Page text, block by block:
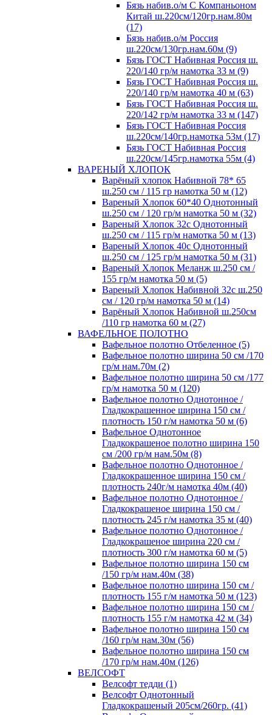
Бязь набив.о/м С Компаньоном
Китай ш.220см/120гр.нам.80м
(17)
Бязь набив.о/м Россия
ш.220см/130гр.нам.60м (9)
Бязь ГОСТ Набивная Россия ш.
220/140 гр/м намотка 33 м (9)
Бязь ГОСТ Набивная Россия ш.
220/140 гр/м намотка 40 м (63)
Бязь ГОСТ Набивная Россия ш.
220/142 гр/м намотка 33 м (147)
Бязь ГОСТ Набивная Россия
ш.220см/140гр.намотка 53м (17)
Бязь ГОСТ Набивная Россия
ш.220см/145гр.намотка 55м (4)
ВАРЕНЫЙ ХЛОПОК
Варёный хлопок Набивной 78* 65
ш.250 см / 115 гр намотка 50 м (12)
Вареный Хлопок 60*40 Однотонный
ш.250 см / 120 гр/м намотка 50 м (32)
Вареный Хлопок 32с Однотонный
ш.250 см / 115 гр/м намотка 50 м (13)
Вареный Хлопок 40с Однотонный
ш.250 см / 125 гр/м намотка 50 м (31)
Вареный Хлопок Меланж ш.250 см /
155 гр/м намотка 50 м (5)
Вареный Хлопок Набивной 32с ш.250
см / 120 гр/м намотка 50 м (14)
Варёный Хлопок Набивной ш.250см
/110 гр намотка 60 м (27)
ВАФЕЛЬНОЕ ПОЛОТНО
Вафельное полотно Отбеленное (5)
Вафельное полотно ширина 50 см /170
гр/м нам.70м (2)
Вафельное полотно ширина 50 см /177
гр/м намотка 50 м (120)
Вафельное полотно Однотонное /
Гладкокрашенное ширина 150 см /
плотность 150 г/м намотка 50 м (6)
Вафельное Однотонное
Гладкокрашеное полотно ширина 150
см /200 гр/м нам.50м (8)
Вафельное полотно Однотонное /
Гладкокрашенное ширина 150 см /
плотность 240г/м намотка 40м (40)
Вафельное полотно Однотонное /
Гладкокрашеное ширина 150 см /
плотность 245 г/м намотка 35 м (40)
Вафельное полотно Однотонное /
Гладкокрашеное ширина 220 см /
плотность 300 г/м намотка 60 м (5)
Вафельное полотно ширина 150 см
/150 гр/м нам.40м (38)
Вафельное полотно ширина 150 см /
плотность 155 г/м намотка 50 м (123)
Вафельное полотно ширина 150 см /
плотность 155 г/м намотка 42 м (34)
Вафельное полотно ширина 150 см
/160 гр/м нам.30м (56)
Вафельное полотно ширина 150 см
/170 гр/м нам.40м (126)
ВЕЛСОФТ
Велсофт тедди (1)
Велсофт Однотонный
Гладкокрашеный 205см/260гр. (41)